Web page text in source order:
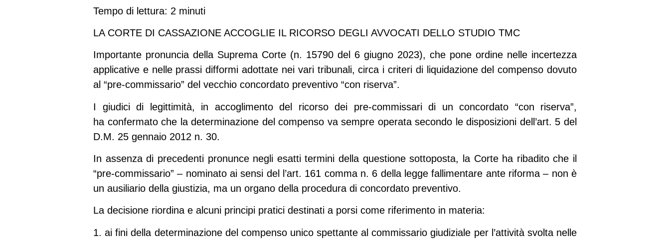
Tempo di lettura: 2 minuti
LA CORTE DI CASSAZIONE ACCOGLIE IL RICORSO DEGLI AVVOCATI DELLO STUDIO TMC
Importante pronuncia della Suprema Corte (n. 15790 del 6 giugno 2023), che pone ordine nelle incertezza
applicative e nelle prassi difformi adottate nei vari tribunali, circa i criteri di liquidazione del compenso dovuto
al “pre-commissario” del vecchio concordato preventivo “con riserva”.
I giudici di legittimità, in accoglimento del ricorso dei pre-commissari di un concordato “con riserva”,
ha confermato che la determinazione del compenso va sempre operata secondo le disposizioni dell’art. 5 del
D.M. 25 gennaio 2012 n. 30.
In assenza di precedenti pronunce negli esatti termini della questione sottoposta, la Corte ha ribadito che il
“pre-commissario” – nominato ai sensi del l’art. 161 comma n. 6 della legge fallimentare ante riforma – non è
un ausiliario della giustizia, ma un organo della procedura di concordato preventivo.
La decisione riordina e alcuni principi pratici destinati a porsi come riferimento in materia:
1. ai fini della determinazione del compenso unico spettante al commissario giudiziale per l’attività svolta nelle